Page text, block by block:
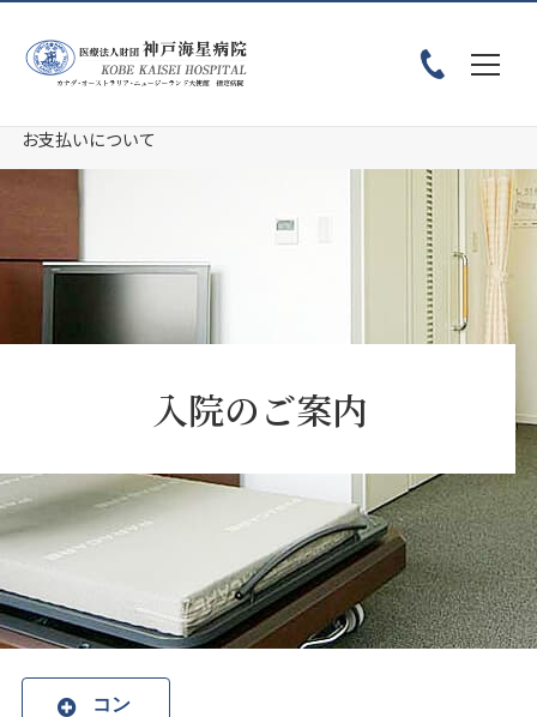
お支払いについて
入院のご案内
コン